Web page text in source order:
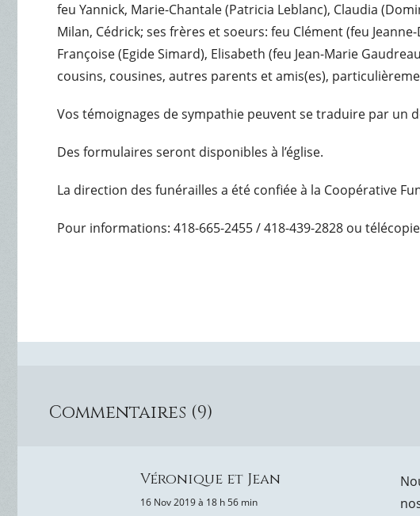
feu Yannick, Marie-Chantale (Patricia Leblanc), Claudia
Milan, Cédrick; ses frères et soeurs: feu Clément (feu
Françoise (Egide Simard), Elisabeth (feu Jean-Marie
cousins, cousines, autres parents et amis(es),
Vos témoignages de sympathie peuvent se traduire par un
Des formulaires seront disponibles à l’église.
La direction des funérailles a été confiée à la Coopérative
Pour informations: 418-665-2455 / 418-439-2828 ou
Commentaires (9)
Véronique et Jean
16 Nov 2019 à 18 h 56 min